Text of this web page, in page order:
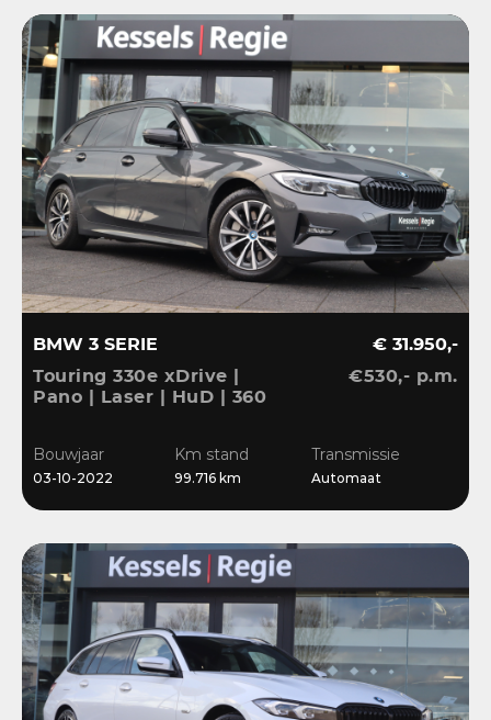
BMW 3 SERIE
Touring 330e xDrive |
Pano | Laser | HuD | 360
Dravit
€ 31.950,-
€530,- p.m.
Bouwjaar
03-10-2022
Km stand
99.716 km
Transmissie
Automaat